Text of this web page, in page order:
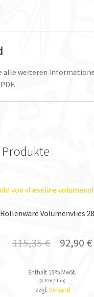
alle weiteren
Volumenvlies
115,35€ 92,90 €
Enthält 19% MwSt.
(6,19 €/ 1 m)
zzgl. Versand